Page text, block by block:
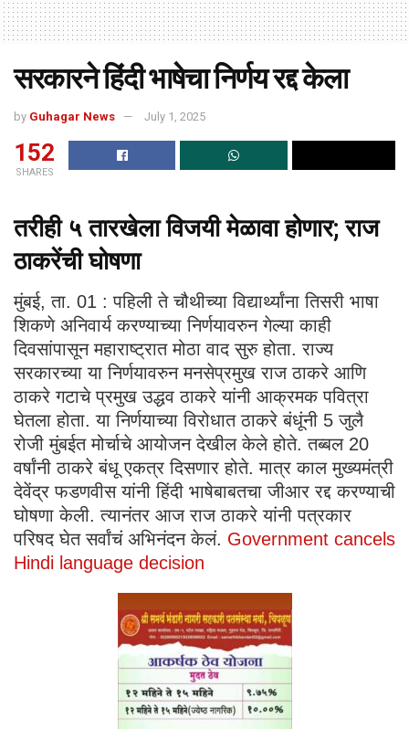
सरकारने हिंदी भाषेचा निर्णय रद्द केला
by Guhagar News July 1, 2025
152
SHARES
तरीही ५ तारखेला विजयी मेळावा होणार; राज
ठाकरेंची घोषणा
मुंबई, ता. 01 : पहिली ते चौथीच्या विद्यार्थ्यांना तिसरी भाषा
शिकणे अनिवार्य करण्याच्या निर्णयावरुन गेल्या काही
दिवसांपासून महाराष्ट्रात मोठा वाद सुरु होता. राज्य
सरकारच्या या निर्णयावरुन मनसेप्रमुख राज ठाकरे आणि
ठाकरे गटाचे प्रमुख उद्धव ठाकरे यांनी आक्रमक पवित्रा
घेतला होता. या निर्णयाच्या विरोधात ठाकरे बंधूंनी 5 जुलै
रोजी मुंबईत मोर्चाचे आयोजन देखील केले होते. तब्बल 20
वर्षांनी ठाकरे बंधू एकत्र दिसणार होते. मात्र काल मुख्यमंत्री
देवेंद्र फडणवीस यांनी हिंदी भाषेबाबतचा जीआर रद्द करण्याची
घोषणा केली. त्यानंतर आज राज ठाकरे यांनी पत्रकार
परिषद घेत सर्वांचं अभिनंदन केलं. Government cancels
Hindi language decision